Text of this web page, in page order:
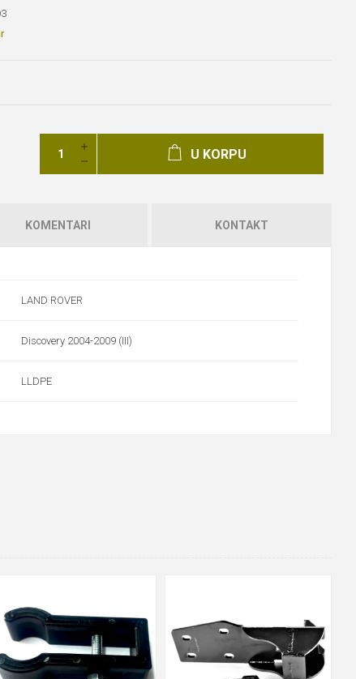
U KORPU
KOMENTARI KONTAKT
LAND ROVER
Discovery 2004-2009 (III)
LLDPE